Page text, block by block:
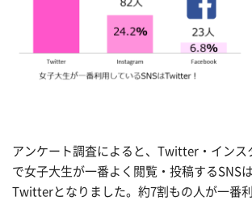
アンケート調査によると、Twitter・インス
で女子大生が一番よく閲覧・投稿するSNS
Twitterとなりました。約7割もの人が一番